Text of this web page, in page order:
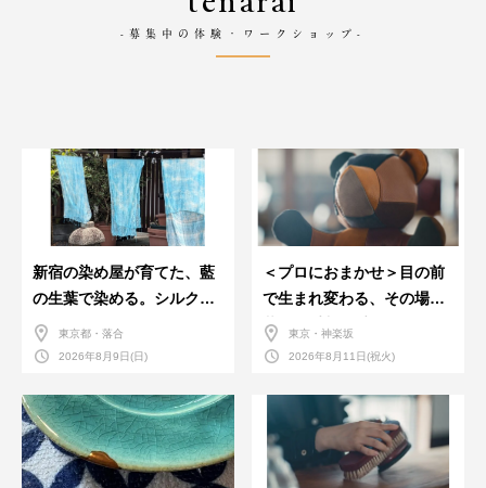
-募集中の体験・ワークショップ-
新宿の染め屋が育てた、藍
の生葉で染める。シルクの
ストール
東京都・落合
2026年8月9日(日)
＜プロにおまかせ＞目の前
で生まれ変わる、その場で
革のお手入れ受付会。
東京・神楽坂
2026年8月11日(祝火)